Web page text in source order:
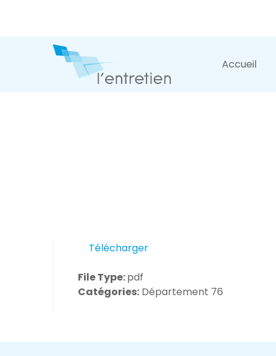
Accueil
Télécharger
File Type:pdf
Catégories: Département 76